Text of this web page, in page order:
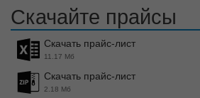
Скачайте прайсы
Скачать прайс-лист
11.17 Мб
Скачать прайс-лист
2.18 Мб